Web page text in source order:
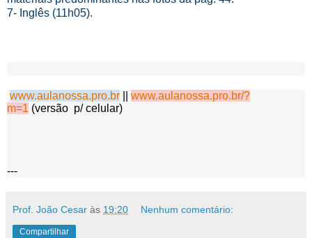
7- Inglês (11h05).
www.aulanossa.pro.br
www.aulanossa.pro.br/?
m=1 (versão p/ celular)
---
Prof. João Cesar às 19:20 Nenhum comentário:
Compartilhar